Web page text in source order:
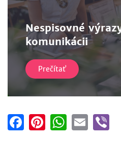
Nespisovné
komunikácii
Prečítať
Facebook
Pinterest